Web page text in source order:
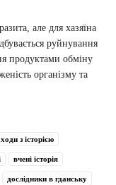
але для хазяїна
руйнування
продуктами обміну
організму та
з історією
вчені історія
дослідники в гданську